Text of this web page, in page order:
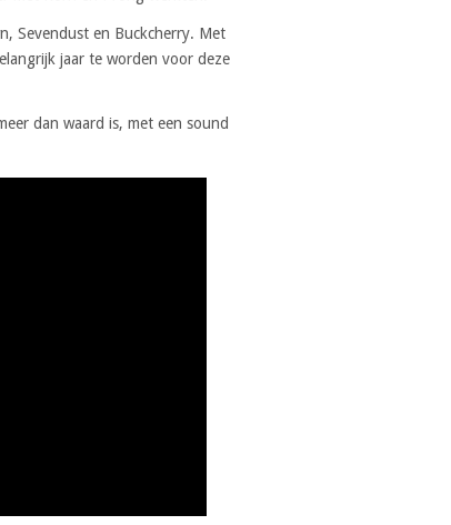
Sevendust en Buckcherry. Met
jaar te worden voor deze
dan waard is, met een sound